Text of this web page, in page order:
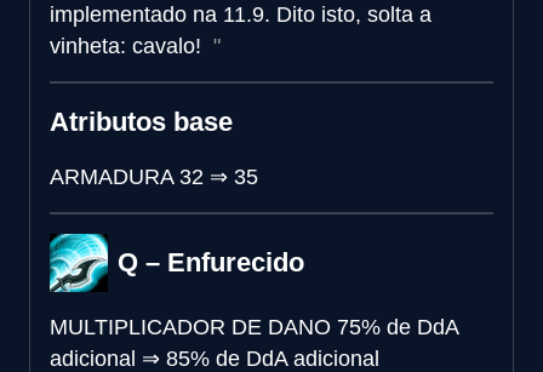
implementado na 11.9. Dito isto, solta a
vinheta: cavalo!
Atributos base
ARMADURA 32 ⇒ 35
Q – Enfurecido
MULTIPLICADOR DE DANO 75% de DdA
adicional ⇒ 85% de DdA adicional